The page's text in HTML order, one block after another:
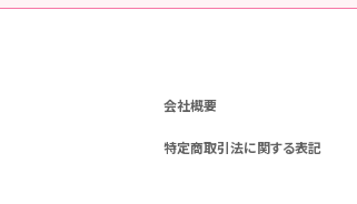
会社概要
特定商取引法に関する表記